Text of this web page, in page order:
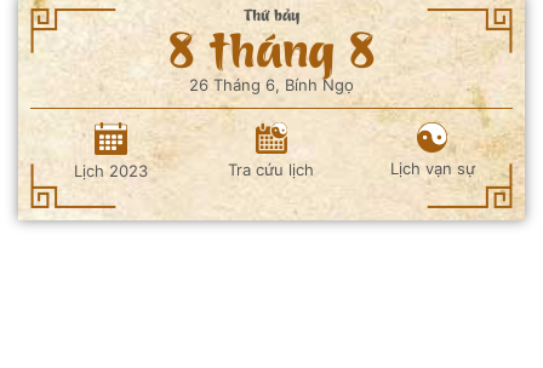
Thứ bảy
8 tháng 8
26 Tháng 6, Bính Ngọ
Lịch 2023 Tra cứu lịch Lịch vạn sự